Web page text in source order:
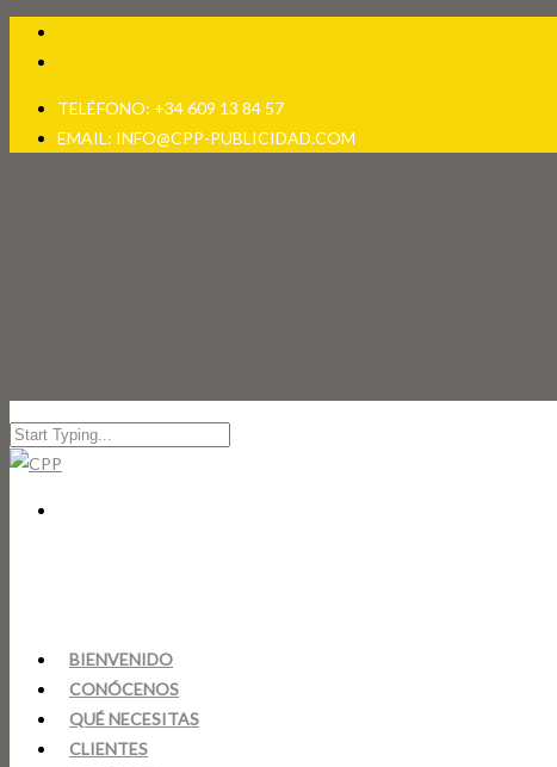
TELÉFONO: +34 609 13 84 57
EMAIL: INFO@CPP-PUBLICIDAD.COM
BIENVENIDO
CONÓCENOS
QUÉ NECESITAS
CLIENTES